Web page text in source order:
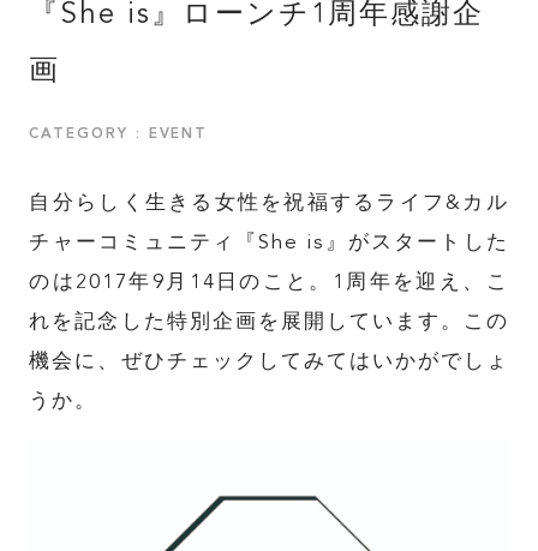
『She is』ローンチ1周年感謝企
画
CATEGORY : EVENT
自分らしく生きる女性を祝福するライフ&カル
チャーコミュニティ『She is』がスタートした
のは2017年9月14日のこと。1周年を迎え、こ
れを記念した特別企画を展開しています。この
機会に、ぜひチェックしてみてはいかがでしょ
うか。